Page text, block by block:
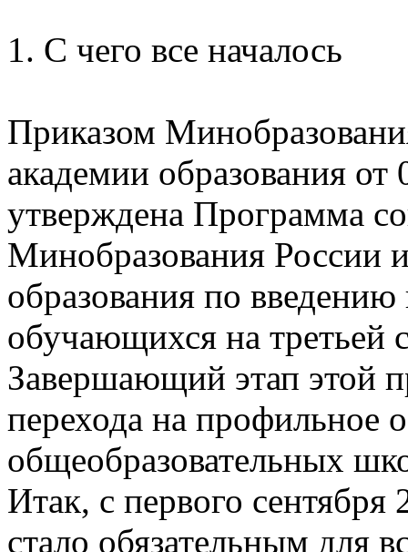
1. C чего все началось
Приказом
академии образования
утверждена Программа
Минобразования России
образования по введению
обучающихся на третьей
Завершающий этап этой
перехода на профильное
общеобразовательных
Итак, с первого
стало обязательным для